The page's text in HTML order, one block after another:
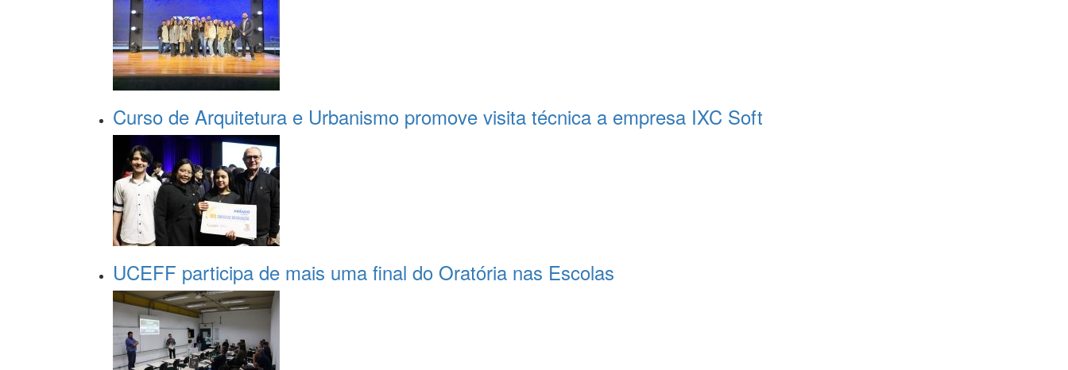
Curso de Arquitetura e Urbanismo promove visita técnica a empresa IXC Soft
UCEFF participa de mais uma final do Oratória nas Escolas